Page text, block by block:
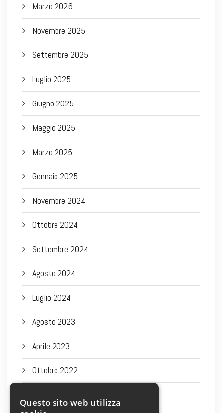
Marzo 2026
Novembre 2025
Settembre 2025
Luglio 2025
Giugno 2025
Maggio 2025
Marzo 2025
Gennaio 2025
Novembre 2024
Ottobre 2024
Settembre 2024
Agosto 2024
Luglio 2024
Agosto 2023
Aprile 2023
Ottobre 2022
Questo sito web utilizza